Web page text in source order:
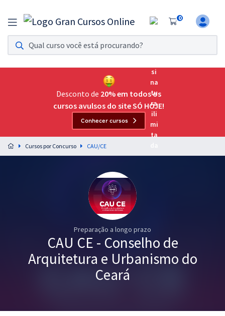
0
Assinatura Ilimitada 11
Acesso a todos os cursos. Teste grátis por 7 dias!
Assinatura OAB Até Passar
Acesso ilimitado a toda preparação para o Exame da
Preparação completa e intensiva para as principais
residências em saúde do Brasil
Graduação
Desconto de 20% em todos os
cursos avulsos do site SÓ HOJE!
Conhecer cursos
Cursos por Concurso CAU/CE
Preparação a longo prazo
CAU CE - Conselho de
Arquitetura e Urbanismo do
Ceará